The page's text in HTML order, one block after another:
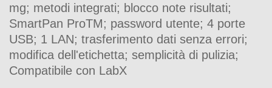
mg; metodi integrati; blocco note risultati;
SmartPan ProTM; password utente; 4 porte
USB; 1 LAN; trasferimento dati senza errori;
modifica dell'etichetta; semplicità di pulizia;
Compatibile con LabX